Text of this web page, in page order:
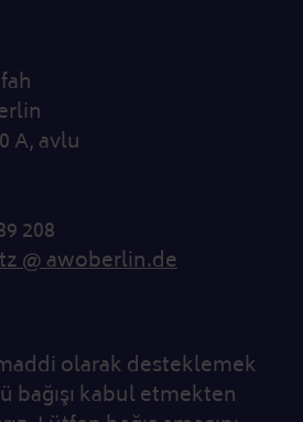
A, avlu
208
@ awoberlin.de
olarak desteklemek
bağışı kabul etmekten